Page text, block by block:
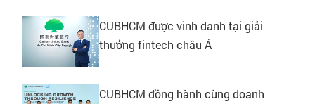
CUBHCM được vinh danh tại giải
thưởng fintech châu Á
CUBHCM đồng hành cùng doanh